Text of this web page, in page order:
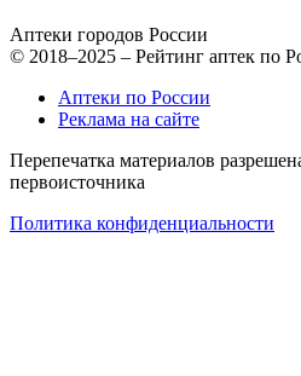
Аптеки городов России
© 2018–2025 – Рейтинг аптек по
Аптеки по России
Реклама на сайте
Перепечатка материалов
первоисточника
Политика конфиденциальности